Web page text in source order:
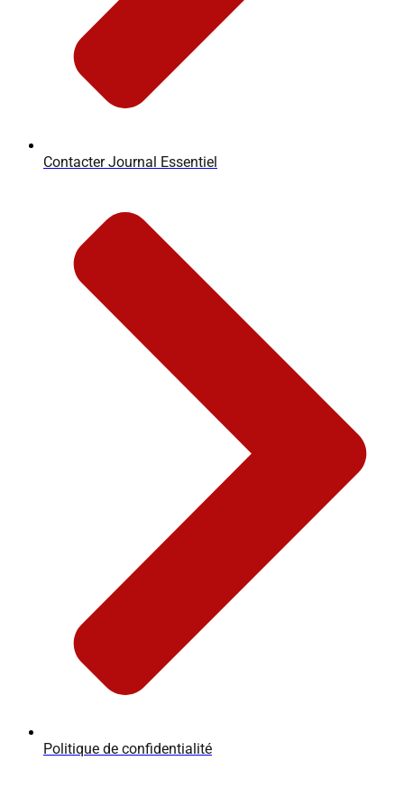
Contacter Journal Essentiel
Politique de confidentialité